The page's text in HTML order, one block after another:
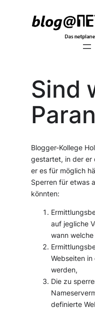
Sind
Blogger-Kollege
gestartet, in der er
er es für möglich
Sperren für etwas
könnten:
auf jegliche
wann
Webseiten
werden,
Die zu
definierte